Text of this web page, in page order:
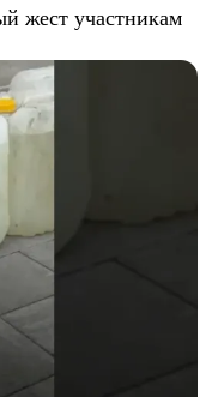
жест участникам